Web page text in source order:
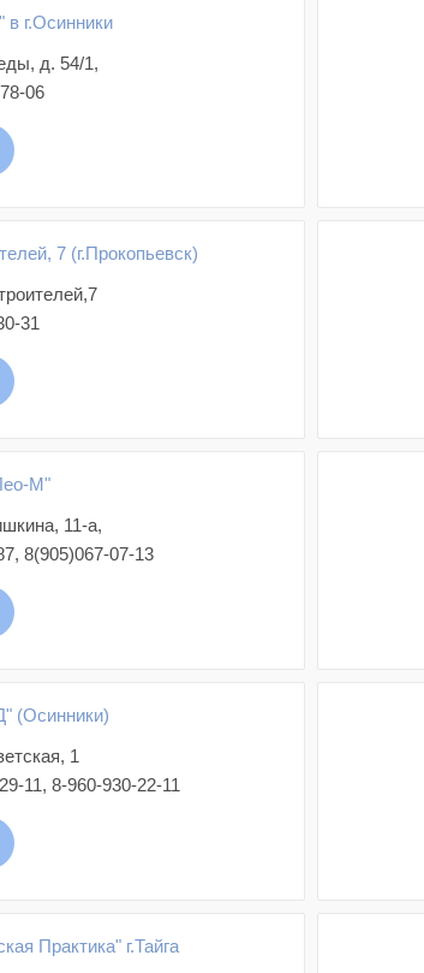
г.Осинники
д. 54/1,
06
7 (г.Прокопьевск)
31
М"
11-а,
8(905)067-07-13
(Осинники)
1
11, 8-960-930-22-11
Практика" г.Тайга